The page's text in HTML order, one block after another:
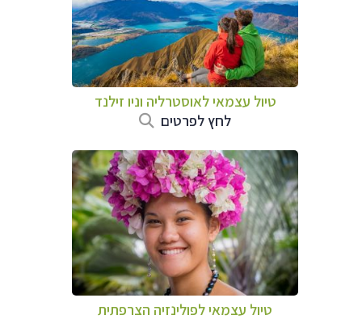
טיול עצמאי לאוסטרליה וניו זילנד
לחץ לפרטים
טיול עצמאי לפולינזיה הצרפתית